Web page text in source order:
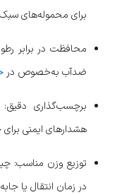
برای محموله‌های
محافظت در برابر
ضدآب به‌خصوص در
برچسب‌گذاری دقیق:
هشدارهای ایمنی برای
توزیع وزن مناسب:
در زمان انتقال یا